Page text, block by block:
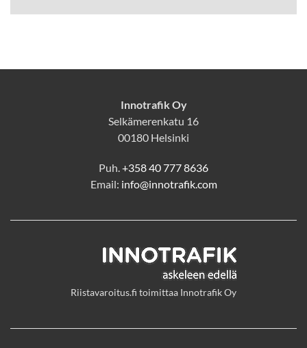
Innotrafik Oy
Selkämerenkatu 16
00180 Helsinki
Puh.+358 40 777 8636
Email: info@innotrafik.com
Riistavaroitus.fi toimittaa Innotrafik Oy